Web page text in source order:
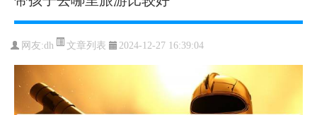
网友:dh 文章列表 2024-12-27 16:39:04